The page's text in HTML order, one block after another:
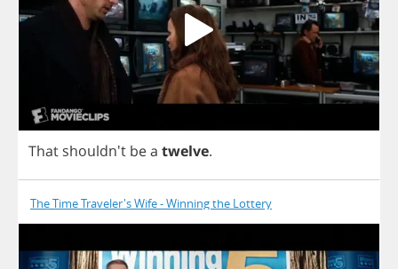
That shouldn't bea twelve.
The Time Traveler's Wife - Winning the Lottery